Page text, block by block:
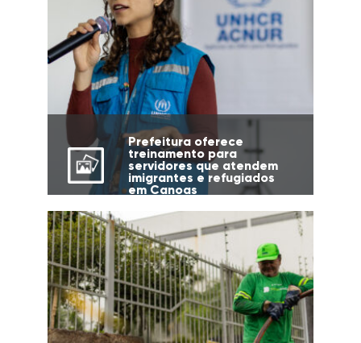
Prefeitura oferece
treinamento para
servidores que atendem
imigrantes e refugiados
em Canoas